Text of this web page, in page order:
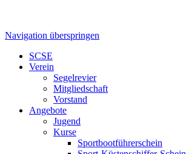
Navigation überspringen
SCSE
Verein
Segelrevier
Mitgliedschaft
Vorstand
Angebote
Jugend
Kurse
Sportbootführerschein